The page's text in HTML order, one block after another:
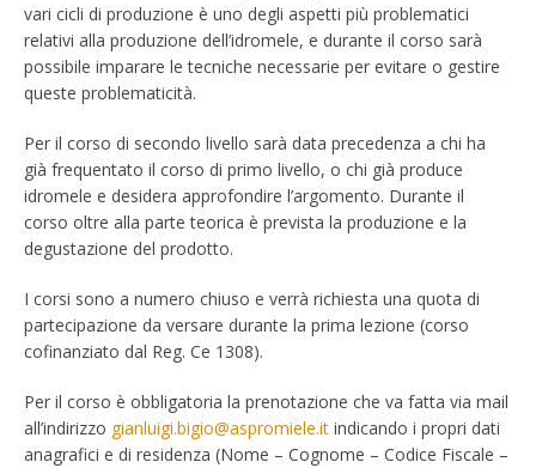
vari cicli di produzione è uno degli aspetti più problematici
relativi alla produzione dell’idromele, e durante il corso sarà
possibile imparare le tecniche necessarie per evitare o gestire
queste problematicità.
Per il corso di secondo livello sarà data precedenza a chi ha
già frequentato il corso di primo livello, o chi già produce
idromele e desidera approfondire l’argomento. Durante il
corso oltre alla parte teorica è prevista la produzione e la
degustazione del prodotto.
I corsi sono a numero chiuso e verrà richiesta una quota di
partecipazione da versare durante la prima lezione (corso
cofinanziato dal Reg. Ce 1308).
Per il corso è obbligatoria la prenotazione che va fatta via mail
all’indirizzo gianluigi.bigio@aspromiele.it indicando i propri dati
anagrafici e di residenza (Nome – Cognome – Codice Fiscale –